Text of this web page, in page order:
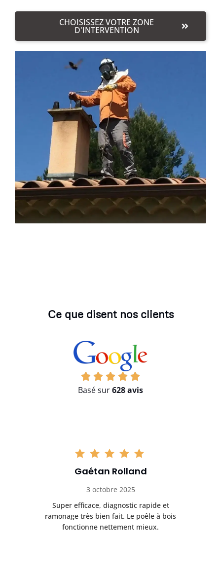
CHOISISSEZ VOTRE ZONE
D'INTERVENTION
Ce que disent nos clients
Basé sur628 avis
Gaétan Rolland
3 octobre 2025
Super efficace, diagnostic rapide et
ramonage très bien fait. Le poêle à bois
fonctionne nettement mieux.